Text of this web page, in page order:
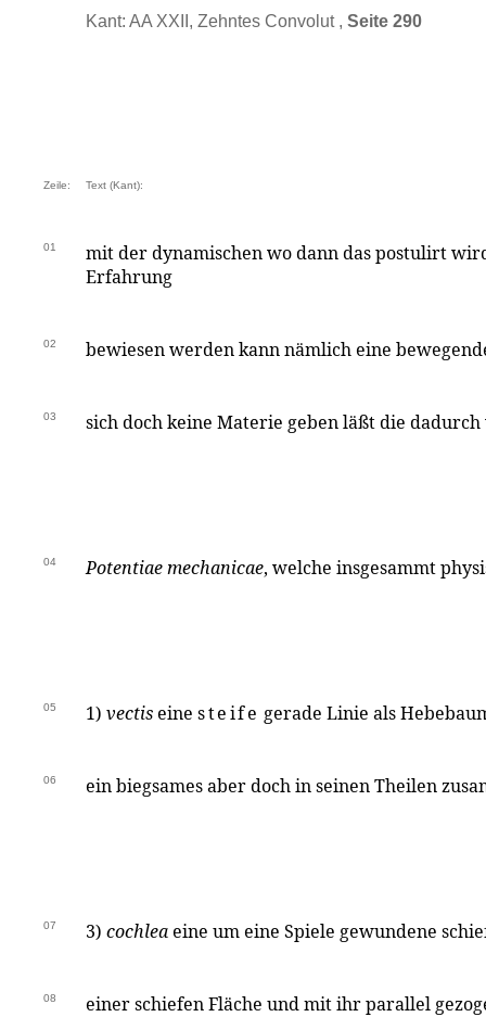
Kant: AA XXII, Zehntes Convolut , Seite 290
Zeile: Text (Kant):
01
mit der dynamischen wo dann das postulirt
Erfahrung
02 bewiesen werden kann nämlich eine
03 sich doch keine Materie geben läßt die
04 Potentiae mechanicae, welche insgesammt
05 1) vectiseine steife gerade Linie als
06 ein biegsames aber doch in seinen Theilen
07 3) cochleaeine um eine Spiele gewundene
08 einer schiefen Fläche und mit ihr parallel